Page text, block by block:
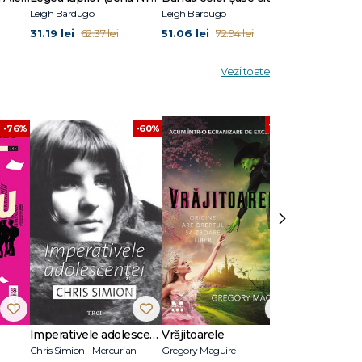
Leigh Bardugo
31.19 lei 62.37 lei
Leigh Bardugo
51.06 lei 72.94 lei
Vezi toate
-76% -60%
Imperativele adolescenței
Chris Simion - Mercurian
-30%
Vrăjitoarele
Gregory Maguire
›